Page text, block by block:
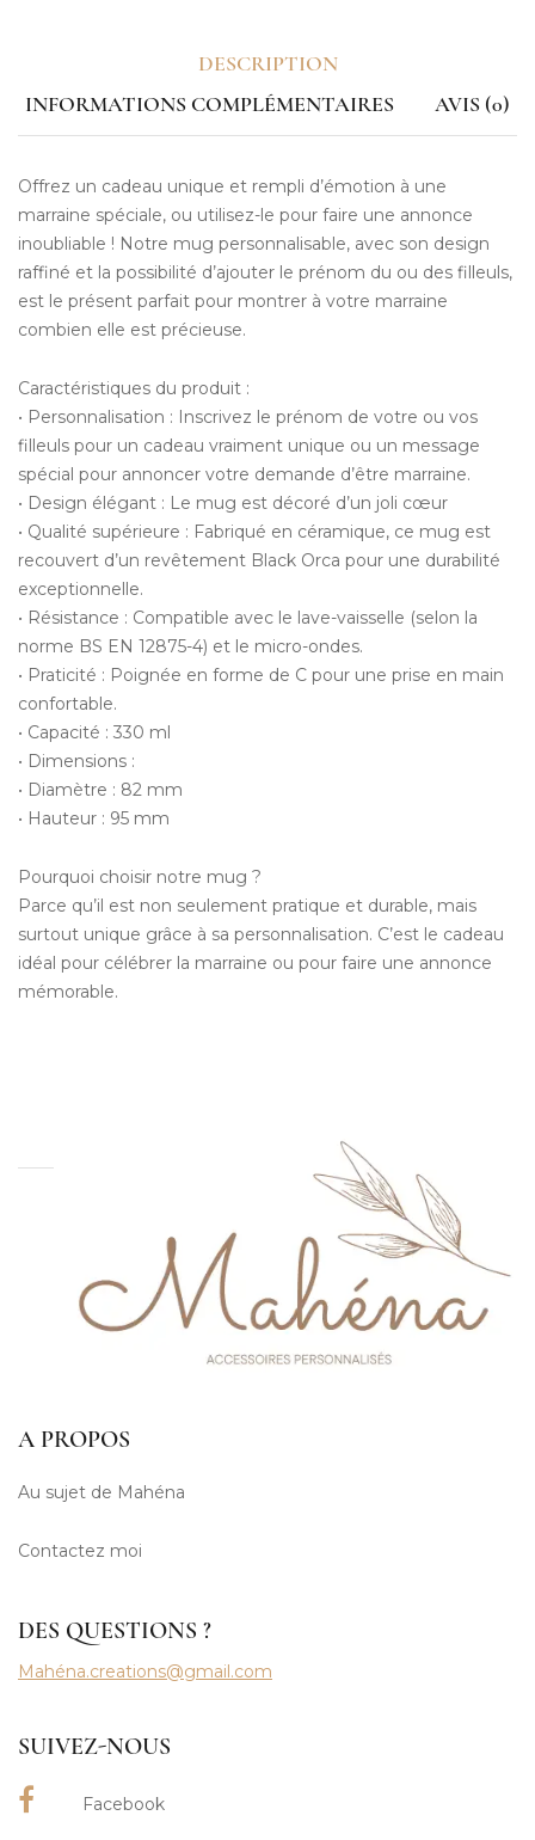
DESCRIPTION
INFORMATIONS COMPLÉMENTAIRES
AVIS (0)
Offrez un cadeau unique et rempli d’émotion à une
marraine spéciale, ou utilisez-le pour faire une annonce
inoubliable ! Notre mug personnalisable, avec son design
raffiné et la possibilité d’ajouter le prénom du ou des filleuls,
est le présent parfait pour montrer à votre marraine
combien elle est précieuse.
Caractéristiques du produit :
• Personnalisation : Inscrivez le prénom de votre ou vos
filleuls pour un cadeau vraiment unique ou un message
spécial pour annoncer votre demande d’être marraine.
• Design élégant : Le mug est décoré d’un joli cœur
• Qualité supérieure : Fabriqué en céramique, ce mug est
recouvert d’un revêtement Black Orca pour une durabilité
exceptionnelle.
• Résistance : Compatible avec le lave-vaisselle (selon la
norme BS EN 12875-4) et le micro-ondes.
• Praticité : Poignée en forme de C pour une prise en main
confortable.
• Capacité : 330 ml
• Dimensions :
• Diamètre : 82 mm
• Hauteur : 95 mm
Pourquoi choisir notre mug ?
Parce qu’il est non seulement pratique et durable, mais
surtout unique grâce à sa personnalisation. C’est le cadeau
idéal pour célébrer la marraine ou pour faire une annonce
mémorable.
A PROPOS
Au sujet de Mahéna
Contactez moi
DES QUESTIONS ?
Mahéna.creations@gmail.com
SUIVEZ-NOUS
Facebook